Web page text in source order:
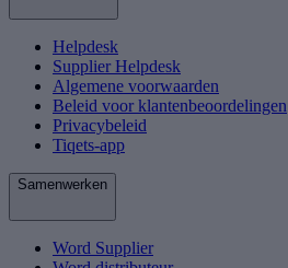
Helpdesk
Supplier Helpdesk
Algemene voorwaarden
Beleid voor klantenbeoordelingen
Privacybeleid
Tiqets-app
Samenwerken
Word Supplier